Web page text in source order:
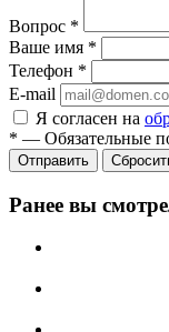
Вопрос *
Ваше имя *
Телефон *
E-mail
Я согласен на
* — Обязательные
Ранее вы